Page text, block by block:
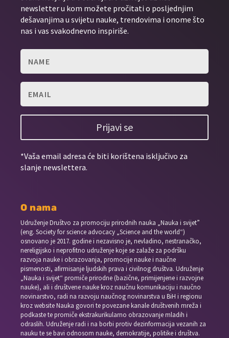
newsletter u kom možete pročitati o posljednjim
dešavanjima u svijetu nauke, trendovima i onome što
nas i vas svakodnevno inspiriše.
Prijavi se
*Vaša email adresa će biti korištena isključivo za
slanje newslettera.
O nama
Udruženje Društvo za promociju prirodnih nauka „Nauka i svijet”
(eng. Society for science advocacy „Science and the world“)
osnovano je 2017. godine i nezavisno je, nevladino, nestranačko,
nereligijsko i neprofitno udruženje koje se zalaže za podršku
razvoja nauke i obrazovanja, promocije nauke i naučne
pismenosti, afirmisanje ljudskih prava i civilnog društva. Udruženje
„Nauka i svijet“ promiče prirodne (bazične, primijenjene i razvojne
nauke), ali i društvene nauke kroz naučnu komunikaciju i naučno
novinarstvo, radi na razvoju naučnog novinarstva u BiH i regionu
kroz website Nauka govori te povezane kanale društvenih mreža i
podkaste te promiče ekstrakurikularno obrazovanje mladih i
odraslih. Udruženje radi i na borbi protiv dezinformacija vezanih za
nauku te se bavi odnosom nauke, demokratije, politike i društva.